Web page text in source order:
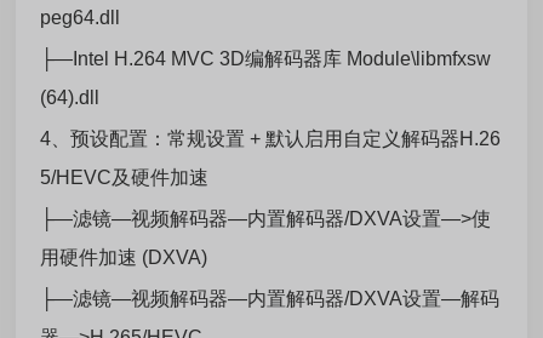
peg64.dll
├—Intel H.264 MVC 3D编解码器库 Module\libmfxsw
(64).dll
4、预设配置：常规设置 + 默认启用自定义解码器H.26
5/HEVC及硬件加速
├—滤镜—视频解码器—内置解码器/DXVA设置—>使
用硬件加速 (DXVA)
├—滤镜—视频解码器—内置解码器/DXVA设置—解码